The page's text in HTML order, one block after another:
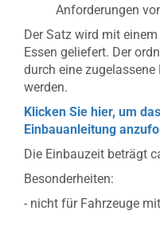
Anforderungen
Der Satz wird mit
Essen geliefert. Der
durch eine
werden.
Klicken Sie hier, um
Einbauanleitung
Die Einbauzeit beträgt
Besonderheiten:
- nicht für Fahrzeuge